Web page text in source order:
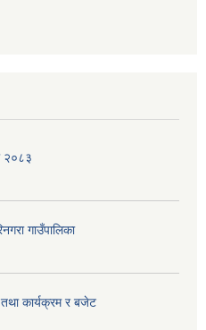
२०८३
गाउँपालिका
कार्यक्रम र बजेट